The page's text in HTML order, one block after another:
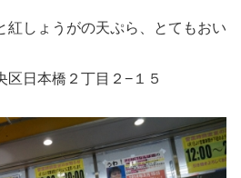
紅しょうがの天ぷら、とてもおい
区日本橋２丁目２−１５